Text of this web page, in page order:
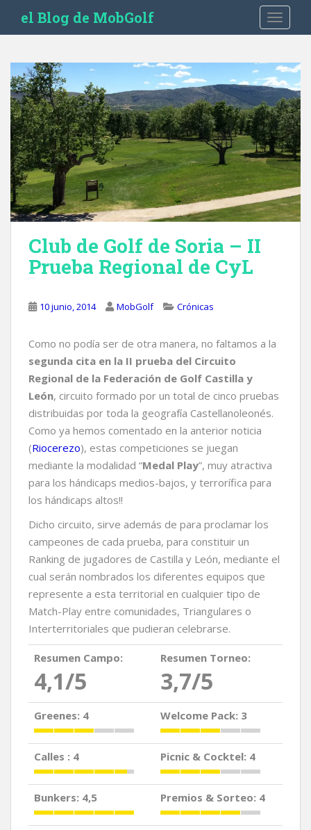
i
el Blog de MobGolf
Club de Golf de Soria – II
Prueba Regional de CyL
10 junio, 2014 MobGolf Crónicas
Como no podía ser de otra manera, no faltamos a la
segunda cita en la II prueba del Circuito
Regional de la Federación de Golf Castilla y
León, circuito formado por un total de cinco pruebas
distribuidas por toda la geografía Castellanoleonés.
Como ya hemos comentado en la anterior noticia
(Riocerezo), estas competiciones se juegan
mediante la modalidad “Medal Play”, muy atractiva
para los hándicaps medios-bajos, y terrorífica para
los hándicaps altos!!
Dicho circuito, sirve además de para proclamar los
campeones de cada prueba, para constituir un
Ranking de jugadores de Castilla y León, mediante el
cual serán nombrados los diferentes equipos que
represente a esta territorial en cualquier tipo de
Match-Play entre comunidades, Triangulares o
Interterritoriales que pudieran celebrarse.
Resumen Campo:
4,1/5
Resumen Torneo:
3,7/5
Greenes: 4 Welcome Pack: 3
Calles : 4 Picnic & Cocktel: 4
Bunkers: 4,5 Premios & Sorteo: 4